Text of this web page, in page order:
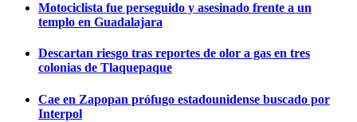
Motociclista fue perseguido y asesinado frente a un
templo en Guadalajara
Descartan riesgo tras reportes de olor a gas en tres
colonias de Tlaquepaque
Cae en Zapopan prófugo estadounidense buscado por
Interpol